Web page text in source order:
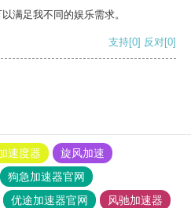
满足我不同的娱乐需求。
支持[0] 反对[0]
速度器
旋风加速
狗急加速器官网
优途加速器官网
风驰加速器